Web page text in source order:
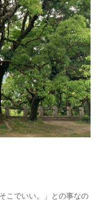
こでいい。」との事なの